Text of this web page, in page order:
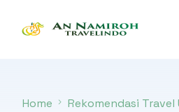
Home
Rekomendasi Travel